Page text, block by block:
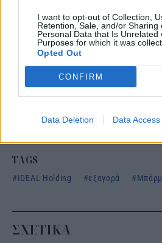
I want to opt-out of Collection,
Retention, Sale, and/or Sharing
Personal Data that Is Unrelated
Purposes for which it was
Opted Out
CONFIRM
Data Deletion Data Access
αγορές.
Ακολουθήστε το
μάθετε πρώτοι όλες τις ειδήσεις
Δείτε όλες τις τελευταίες
τον Κόσμο, στο
TAGS
IDEAL Holding
εξαγορά
ΣΧΕΤΙΚΑ